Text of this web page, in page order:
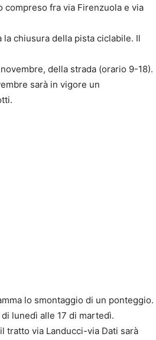
fra via Firenzuola e via
chiusura della pista ciclabile. Il
della strada (orario 9-18).
sarà in vigore un
lo smontaggio di un ponteggio.
lunedì alle 17 di martedì.
tratto via Landucci-via Dati sarà